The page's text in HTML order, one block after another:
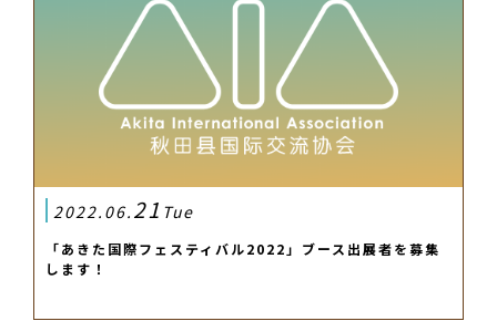
2022.06. 21 Tue
「あきた国際フェスティバル2022」ブース出展者を募集
します！